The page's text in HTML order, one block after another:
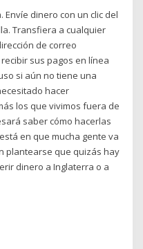
dinero con un clic del
Transfiera a cualquier
de correo
sus pagos en línea
si aún no tiene una
hacer
los que vivimos fuera de
saber cómo hacerlas
en que mucha gente va
plantearse que quizás hay
dinero a Inglaterra o a